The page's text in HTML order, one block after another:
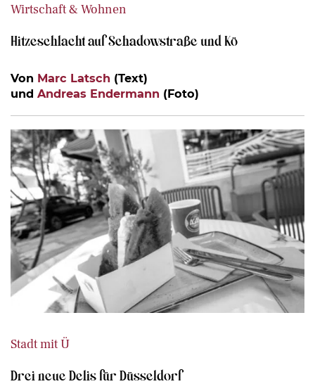
Wirtschaft & Wohnen
Hitzeschlacht auf Schadowstraße und Kö
Von Marc Latsch (Text)
und Andreas Endermann (Foto)
Stadt mit Ü
Drei neue Delis für Düsseldorf